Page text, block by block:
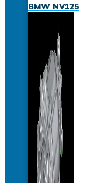
BMW NV125